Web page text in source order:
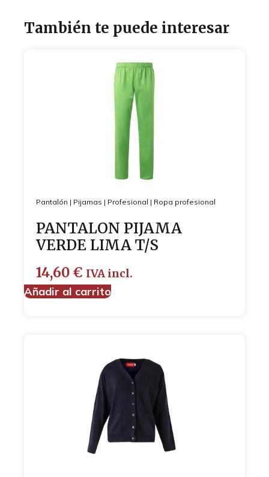
También te puede interesar
Pantalón | Pijamas | Profesional | Ropa profesional
PANTALON PIJAMA
VERDE LIMA T/S
14,60 € IVA incl.
Añadir al carrito